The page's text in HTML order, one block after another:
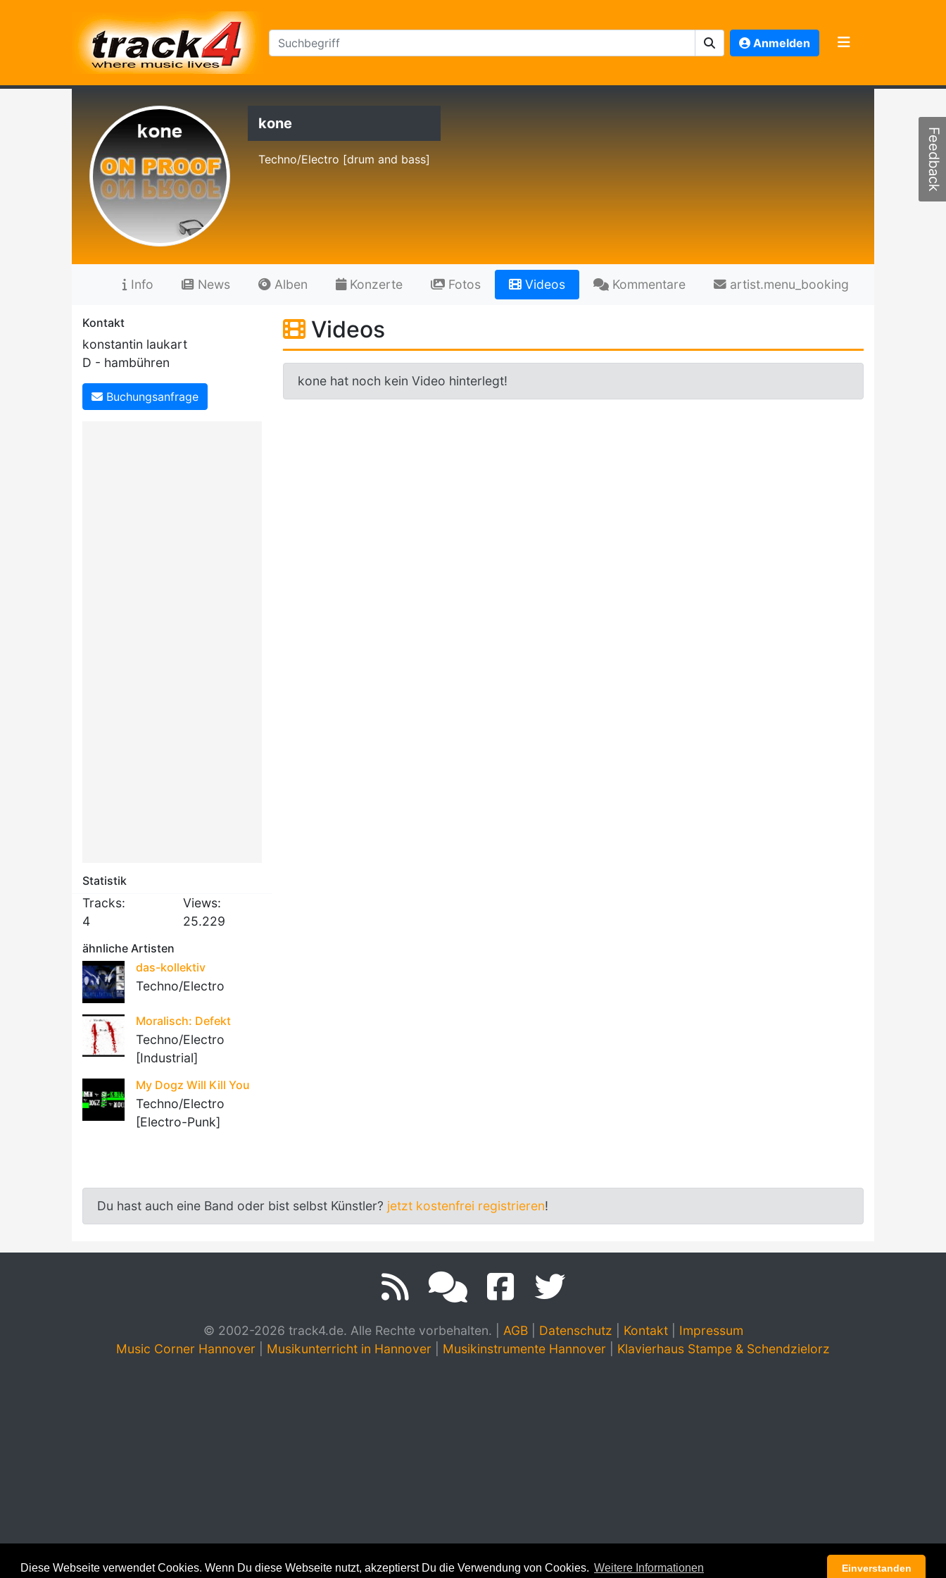
Diese Webseite verwendet Cookies. Wenn Du diese Webseite nutzt, akzeptierst Du die Verwendung von Cookies. Weitere Informationen Einverstanden
Anmelden
kone
Techno/Electro [drum and bass]
Info News Alben Konzerte Fotos Videos Kommentare artist.menu_booking
Kontakt
konstantin laukart
D - hambühren
Buchungsanfrage
Statistik
Tracks:
4
Views:
25.229
ähnliche Artisten
das-kollektiv
Techno/Electro
Moralisch: Defekt
Techno/Electro
[Industrial]
My Dogz Will Kill You
Techno/Electro
[Electro-Punk]
Videos
kone hat noch kein Video hinterlegt!
Du hast auch eine Band oder bist selbst Künstler? jetzt kostenfrei registrieren!
© 2002-2026 track4.de. Alle Rechte vorbehalten. AGB| Datenschutz Kontakt| Impressum
Music Corner Hannover
Musikunterricht in Hannover Musikinstrumente Hannover Klavierhaus Stampe & Schendzielorz
Feedback